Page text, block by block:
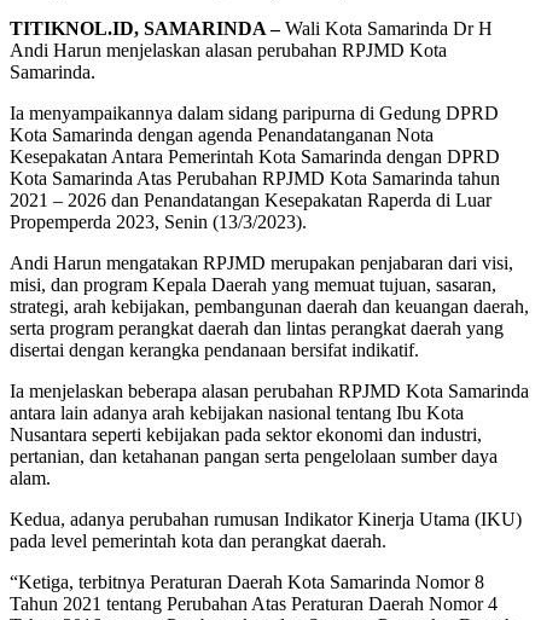
TITIKNOL.ID, SAMARINDA –Wali Kota Samarinda Dr H
Andi Harun menjelaskan alasan perubahan RPJMD Kota
Samarinda.
Ia menyampaikannya dalam sidang paripurna di Gedung DPRD
Kota Samarinda dengan agenda Penandatanganan Nota
Kesepakatan Antara Pemerintah Kota Samarinda dengan DPRD
Kota Samarinda Atas Perubahan RPJMD Kota Samarinda tahun
2021 – 2026 dan Penandatangan Kesepakatan Raperda di Luar
Propemperda 2023, Senin (13/3/2023).
Andi Harun mengatakan RPJMD merupakan penjabaran dari visi,
misi, dan program Kepala Daerah yang memuat tujuan, sasaran,
strategi, arah kebijakan, pembangunan daerah dan keuangan daerah,
serta program perangkat daerah dan lintas perangkat daerah yang
disertai dengan kerangka pendanaan bersifat indikatif.
Ia menjelaskan beberapa alasan perubahan RPJMD Kota Samarinda
antara lain adanya arah kebijakan nasional tentang Ibu Kota
Nusantara seperti kebijakan pada sektor ekonomi dan industri,
pertanian, dan ketahanan pangan serta pengelolaan sumber daya
alam.
Kedua, adanya perubahan rumusan Indikator Kinerja Utama (IKU)
pada level pemerintah kota dan perangkat daerah.
“Ketiga, terbitnya Peraturan Daerah Kota Samarinda Nomor 8
Tahun 2021 tentang Perubahan Atas Peraturan Daerah Nomor 4